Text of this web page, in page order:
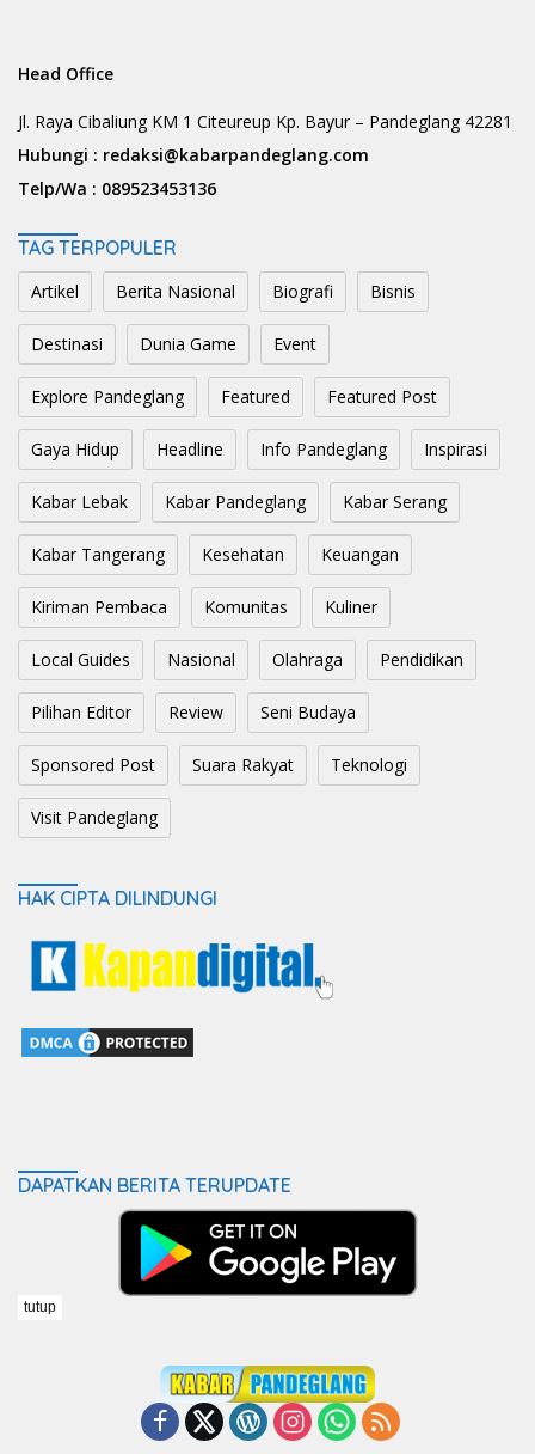
Head Office
Jl. Raya Cibaliung KM 1 Citeureup Kp. Bayur – Pandeglang 42281
Hubungi : redaksi@kabarpandeglang.com
Telp/Wa : 089523453136
TAG TERPOPULER
Artikel Berita Nasional Biografi Bisnis
Destinasi Dunia Game Event
Explore Pandeglang Featured Featured Post
Gaya Hidup Headline Info Pandeglang Inspirasi
Kabar Lebak Kabar Pandeglang Kabar Serang
Kabar Tangerang Kesehatan Keuangan
Kiriman Pembaca Komunitas Kuliner
Local Guides Nasional Olahraga Pendidikan
Pilihan Editor Review Seni Budaya
Sponsored Post Suara Rakyat Teknologi
Visit Pandeglang
HAK CIPTA DILINDUNGI
DAPATKAN BERITA TERUPDATE
tutup